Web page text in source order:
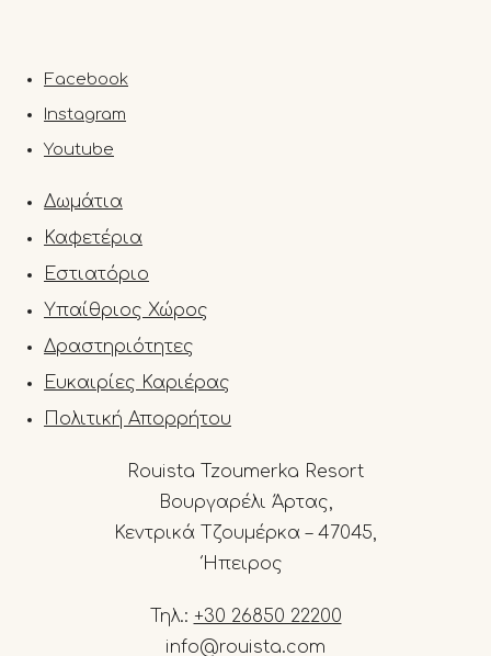
Facebook
Instagram
Youtube
Δωμάτια
Καφετέρια
Εστιατόριο
Υπαίθριος Χώρος
Δραστηριότητες
Ευκαιρίες Καριέρας
Πολιτική Απορρήτου
Rouista Tzoumerka Resort
Βουργαρέλι Άρτας,
Κεντρικά Τζουμέρκα – 47045,
Ήπειρος
Τηλ.: +30 26850 22200
info@rouista.com